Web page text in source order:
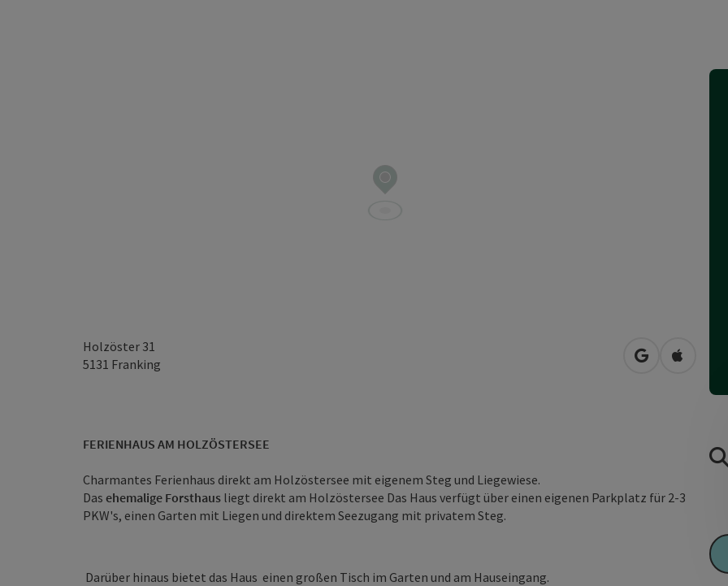
Holzöster 31
5131 Franking in Google
in
FERIENHAUS AM HOLZÖSTERSEE
Charmantes Ferienhaus direkt am Holzöstersee mit eigenem Steg und Liegewiese.
Das ehemalige Forsthaus liegt direkt am Holzöstersee Das Haus verfügt über einen eigenen Parkplatz für 2-3
PKW's, einen Garten mit Liegen und direktem Seezugang mit privatem Steg.
Darüber hinaus bietet das Haus einen großen Tisch im Garten und am Hauseingang.